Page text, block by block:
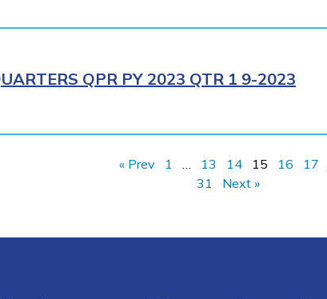
QPR PY 2023 QTR 1 9-2023
« Prev 1 13 14 15 16 17
31
Next »